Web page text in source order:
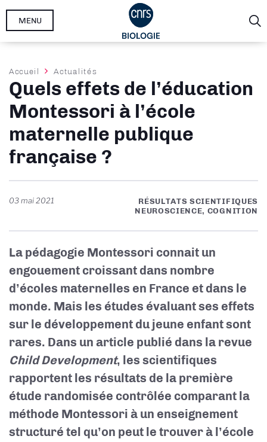
Aller
MENU
Fil
d'Ariane
Accueil Actualités
Quels effets de l’éducation
Montessori à l’école
maternelle publique
française ?
03 mai 2021
RÉSULTATS SCIENTIFIQUES
NEUROSCIENCE, COGNITION
La pédagogie Montessori connait un
engouement croissant dans nombre
d’écoles maternelles en France et dans le
monde. Mais les études évaluant ses effets
sur le développement du jeune enfant sont
rares. Dans un article publié dans la revue
Child Development, les scientifiques
rapportent les résultats de la première
étude randomisée contrôlée comparant la
méthode Montessori à un enseignement
structuré tel qu’on peut le trouver à l’école